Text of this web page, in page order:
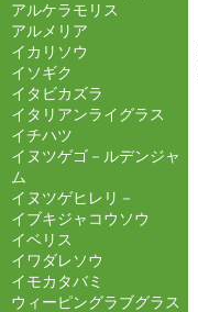
アルケラモリス
アルメリア
イカリソウ
イソギク
イタビカズラ
イタリアンライグラス
イチハツ
イヌツゲゴ－ルデンジャ
ム
イヌツゲヒレリ－
イブキジャコウソウ
イベリス
イワダレソウ
イモカタバミ
ウィーピングラブグラス